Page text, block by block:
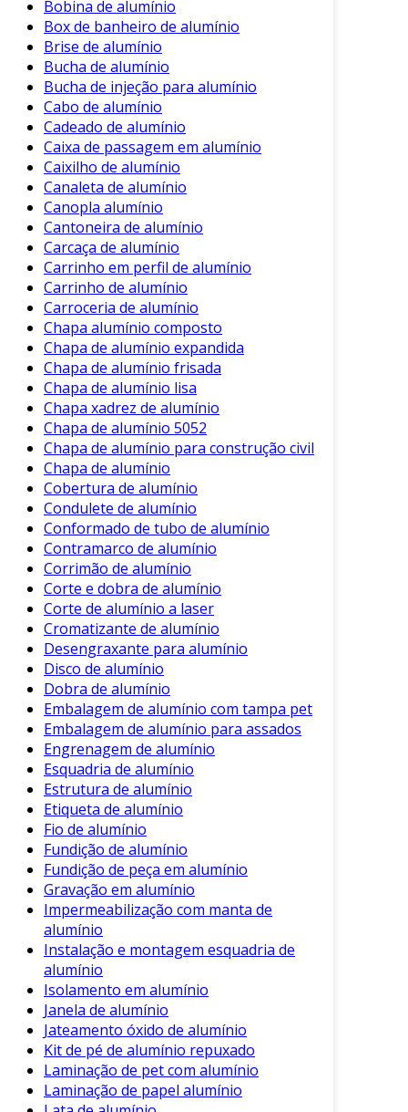
outros materiais, como o aço ou plásticos.
Aplicações em Diversos Setores
As peças de alumínio são aplicadas em uma
ampla gama de setores. Essa versatilidade de
uso se dá devido às suas propriedades únicas.
Por exemplo:
Indústria Automotiva
amplamente utilizado em componentes
do carro, como rodas, painéis e motores,
contribuindo para a redução de peso e,
consequentemente, melhorando a
eficiência do combustível.
Aeronáutica: Na fabricação de
aeronaves, o alumínio é um material
essencial, já que sua leveza reduz o
consumo de combustível e aumenta a
carga útil.
Construção Civil: Em estruturas de
edifícios e janelas, o alumínio é utilizado
pela sua durabilidade e resistência às
intempéries.
Eletroeletrônicos: Em muitos dispositivos
eletrônicos, o alumínio é utilizado por sua
eficiência na dissipação de calor.
Cada um desses setores se beneficia das
propriedades excepcionais do alumínio,
maximizando a eficiência e a durabilidade dos
produtos finais.
Vantagens em Relação a Outros
Materiais
Comparado a materiais tradicionais, como aço e
plástico, o alumínio apresenta várias
vantagens. Considerando fatores como custo,
desempenho e sustentabilidade, fica evidente
sua superioridade:
Peso: Enquanto o aço é mais pesado, o
alumínio oferece a mesma resistência com
significativamente menos massa.
Durabilidade
que aumenta a vida útil das aplicações em
comparação com o aço.
Custo de Manutenção: Com sua
resistência à corrosão, as peças de
alumínio exigem menos manutenção,
Bobina de alumínio
Box de banheiro de alumínio
Brise de alumínio
Bucha de alumínio
Bucha de injeção para alumínio
Cabo de alumínio
Cadeado de alumínio
Caixa de passagem em alumínio
Caixilho de alumínio
Canaleta de alumínio
Canopla alumínio
Cantoneira de alumínio
Carcaça de alumínio
Carrinho em perfil de alumínio
Carrinho de alumínio
Carroceria de alumínio
Chapa alumínio composto
Chapa de alumínio expandida
Chapa de alumínio frisada
Chapa de alumínio lisa
Chapa xadrez de alumínio
Chapa de alumínio 5052
Chapa de alumínio para construção civil
Chapa de alumínio
Cobertura de alumínio
Condulete de alumínio
Conformado de tubo de alumínio
Contramarco de alumínio
Corrimão de alumínio
Corte e dobra de alumínio
Corte de alumínio a laser
Cromatizante de alumínio
Desengraxante para alumínio
Disco de alumínio
Dobra de alumínio
Embalagem de alumínio com tampa pet
Embalagem de alumínio para assados
Engrenagem de alumínio
Esquadria de alumínio
Estrutura de alumínio
Etiqueta de alumínio
Fio de alumínio
Fundição de alumínio
Fundição de peça em alumínio
Gravação em alumínio
Impermeabilização com manta de
alumínio
Instalação e montagem esquadria de
alumínio
Isolamento em alumínio
Janela de alumínio
Jateamento óxido de alumínio
Kit de pé de alumínio repuxado
Laminação de pet com alumínio
Laminação de papel alumínio